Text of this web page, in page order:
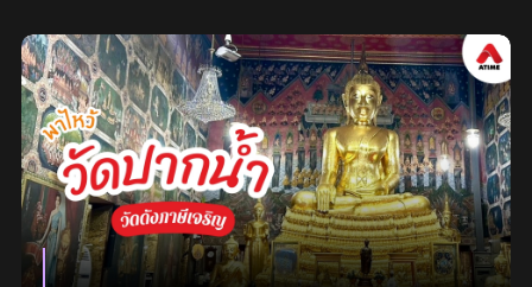
ศูนย์รวมพลังศรัทธาที่ผู้คนหลั่งไหลมาขอพรด้านต่างๆ โดยเฉพาะใน
เรื่อง สุขภาพดี การงานก้าวหน้า และความสำเร็จในชีวิต ตามที่ปรากฏ
ในภาพความศักดิ์สิทธิ์และหลากหลายขององค์เทพที่ประดิษฐานอยู่การ
มาเยือนวัดญวนสะพานขาวมอบประสบการณ์การขอพรที่ครบวงจร
และแตกต่าง โดยมีองค์เทพศักดิ์สิทธิ์ที่โดดเด่นเป็นพิเศษ ดังนี้องค์หมอชี
วกโกมารภัจจ์: ขอพรด้านสุขภาพและปัดเป่าโรคภัยนี่คือจุดเด่นที่ขึ้นชื่อ
ที่สุดของวัด! ผู้คนจำนวนมากเดินทางมาเพื่อสักการะ องค์หมอชีวกโก
มารภัจจ์ (บรมครูแพทย์แผนโบราณ) เพื่อขอพรให้ตนเองและครอบครัว
มี สุขภาพแข็งแรง หายจากอาการเจ็บป่วย หรือแม้แต่ขอความเป็นสิริ
มงคลให้กับการรักษาทางการแพทย์ เชื่อกันว่าการมาขอพร ณ จุดนี้จะ